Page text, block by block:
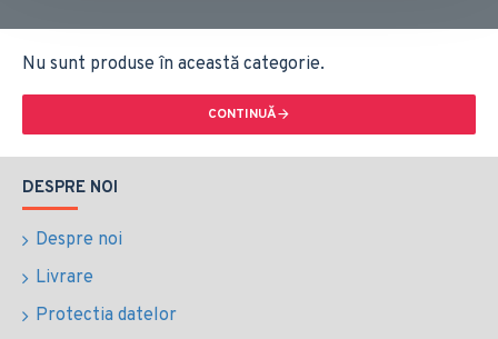
Nu sunt produse în această categorie.
CONTINUĂ
DESPRE NOI
Despre noi
Livrare
Protectia datelor